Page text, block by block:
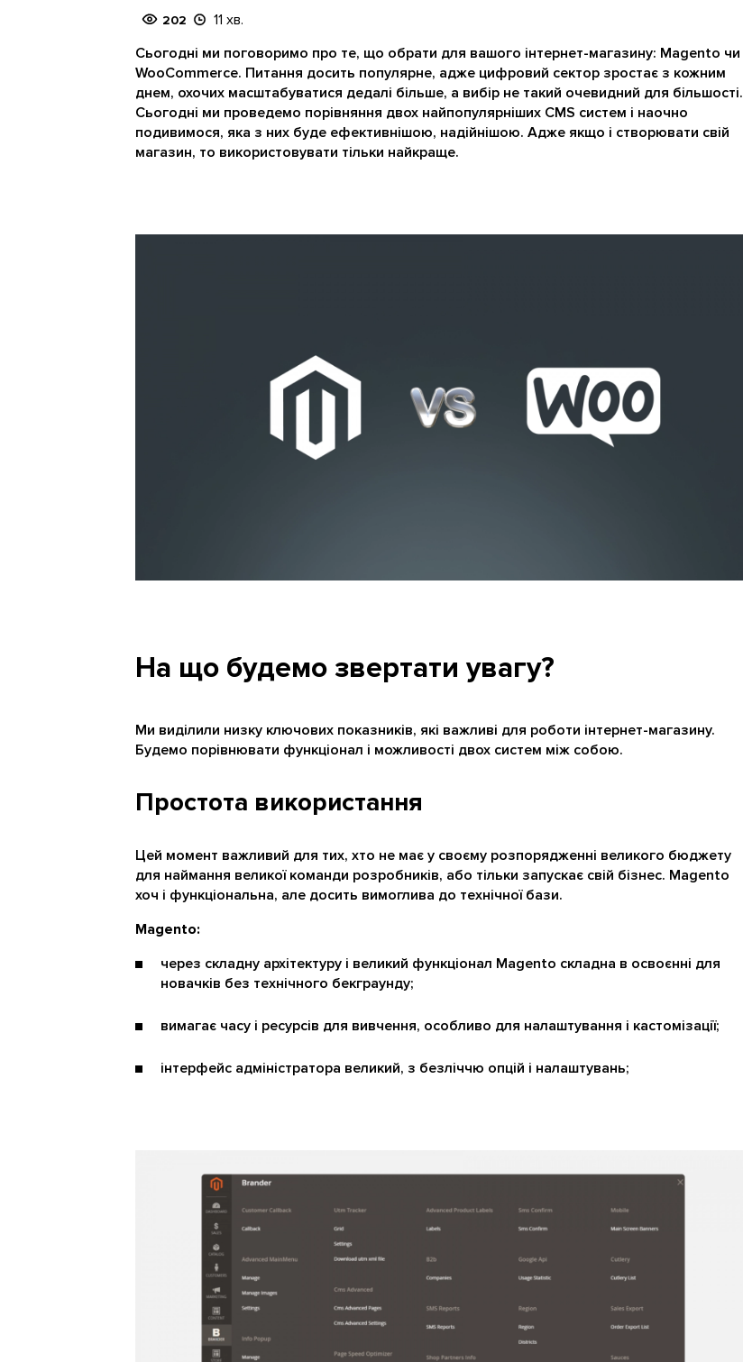
202 11 хв.
Сьогодні ми поговоримо про те, що обрати для вашого інтернет-магазину: Magento чи
WooCommerce. Питання досить популярне, адже цифровий сектор зростає з кожним
днем, охочих масштабуватися дедалі більше, а вибір не такий очевидний для більшості.
Сьогодні ми проведемо порівняння двох найпопулярніших CMS систем і наочно
подивимося, яка з них буде ефективнішою, надійнішою. Адже якщо і створювати свій
магазин, то використовувати тільки найкраще.
На що будемо звертати увагу?
Ми виділили низку ключових показників, які важливі для роботи інтернет-магазину.
Будемо порівнювати функціонал і можливості двох систем між собою.
Простота використання
Цей момент важливий для тих, хто не має у своєму розпорядженні великого бюджету
для наймання великої команди розробників, або тільки запускає свій бізнес. Magento
хоч і функціональна, але досить вимоглива до технічної бази.
Magento:
через складну архітектуру і великий функціонал Magento складна в освоєнні для
новачків без технічного бекграунду;
вимагає часу і ресурсів для вивчення, особливо для налаштування і кастомізації;
інтерфейс адміністратора великий, з безліччю опцій і налаштувань;